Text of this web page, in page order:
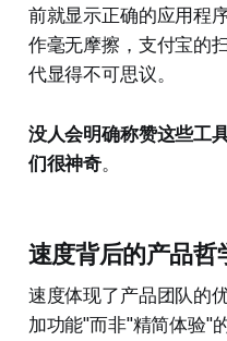
前就显示正确的应用程
作毫无摩擦，支付宝的
代显得不可思议。
没人会明确称赞这些工
们很神奇。
速度背后的产品哲
速度体现了产品团队的
加功能"而非"精简体验"